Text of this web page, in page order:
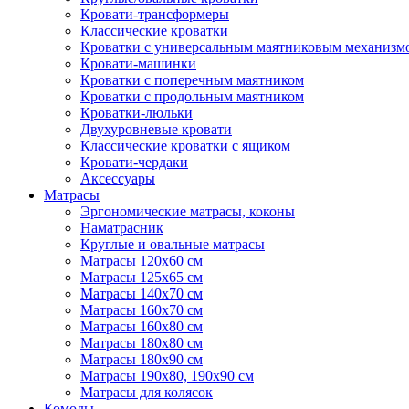
Кровати-трансформеры
Классические кроватки
Кроватки с универсальным маятниковым
Кровати-машинки
Кроватки с поперечным маятником
Кроватки с продольным маятником
Кроватки-люльки
Двухуровневые кровати
Классические кроватки с ящиком
Кровати-чердаки
Аксессуары
Матрасы
Эргономические матрасы, коконы
Наматрасник
Круглые и овальные матрасы
Матрасы 120х60 см
Матрасы 125х65 см
Матрасы 140х70 см
Матрасы 160х70 см
Матрасы 160х80 см
Матрасы 180х80 см
Матрасы 180х90 см
Матрасы 190х80, 190х90 см
Матрасы для колясок